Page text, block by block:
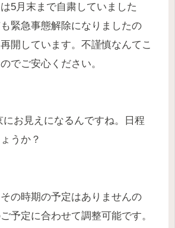
5月末まで自粛していました
緊急事態解除になりましたの
開しています。不謹慎なんてこ
でご安心ください。
にお見えになるんですね。日程
うか？
の時期の予定はありませんの
予定に合わせて調整可能です。